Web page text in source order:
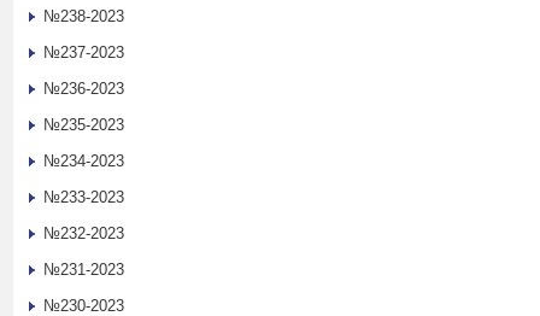
№238-2023
№237-2023
№236-2023
№235-2023
№234-2023
№233-2023
№232-2023
№231-2023
№230-2023